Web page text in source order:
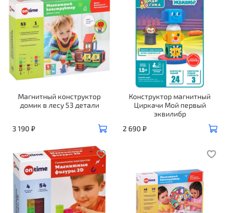
Магнитный конструктор
домик в лесу 53 детали
3 190 ₽
Конструктор магнитный
Циркачи Мой первый
эквилибр
2 690 ₽